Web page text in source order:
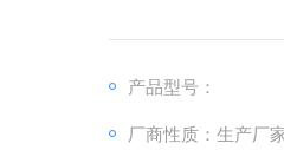
产品型号：
厂商性质：生产厂